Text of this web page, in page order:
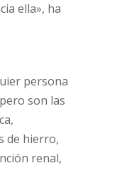
ella», ha
persona
son las
de hierro,
renal,